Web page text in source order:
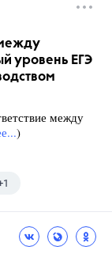
между
уровень ЕГЭ
между
)